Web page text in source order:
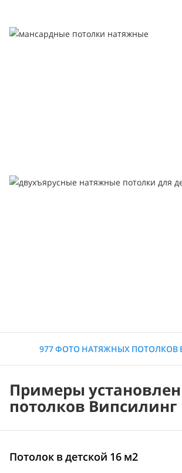
977 ФОТО НАТЯЖНЫХ ПОТОЛКОВ
Примеры
потолков Випсилинг
Потолок в детской 16 м2